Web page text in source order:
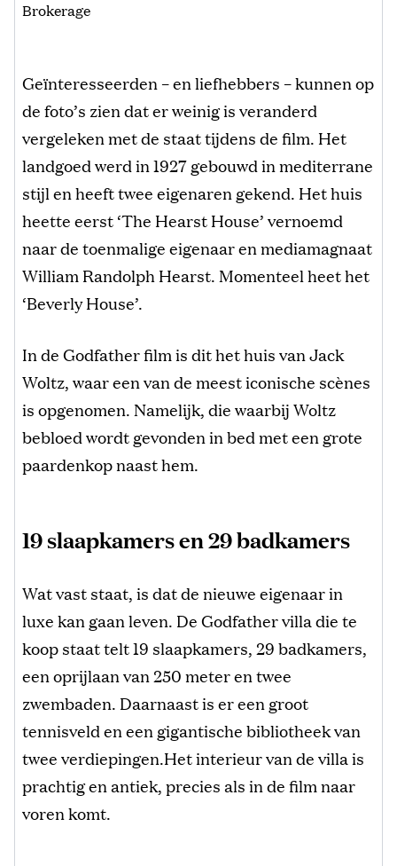
Brokerage
Geïnteresseerden – en liefhebbers – kunnen op
de foto’s zien dat er weinig is veranderd
vergeleken met de staat tijdens de film. Het
landgoed werd in 1927 gebouwd in mediterrane
stijl en heeft twee eigenaren gekend. Het huis
heette eerst ‘The Hearst House’ vernoemd
naar de toenmalige eigenaar en mediamagnaat
William Randolph Hearst. Momenteel heet het
‘Beverly House’.
In de Godfather film is dit het huis van Jack
Woltz, waar een van de meest iconische scènes
is opgenomen. Namelijk, die waarbij Woltz
bebloed wordt gevonden in bed met een grote
paardenkop naast hem.
19 slaapkamers en 29 badkamers
Wat vast staat, is dat de nieuwe eigenaar in
luxe kan gaan leven. De Godfather villa die te
koop staat telt 19 slaapkamers, 29 badkamers,
een oprijlaan van 250 meter en twee
zwembaden. Daarnaast is er een groot
tennisveld en een gigantische bibliotheek van
twee verdiepingen.Het interieur van de villa is
prachtig en antiek, precies als in de film naar
voren komt.